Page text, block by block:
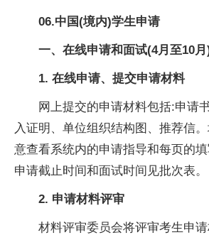
06.中国(境内)学生申请
一、 在线申请和面试(4月至10月
1. 在线申请、提交申请材料
网上提交的申请材料包括:申请
入证明、单位组织结构图、推荐信
意查看系统内的申请指导和每页的
申请截止时间和面试时间见批次表。
2. 申请材料评审
材料评审委员会将评审考生申